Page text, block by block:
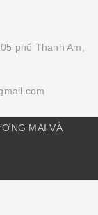
phố Thanh Am,
MẠI VÀ